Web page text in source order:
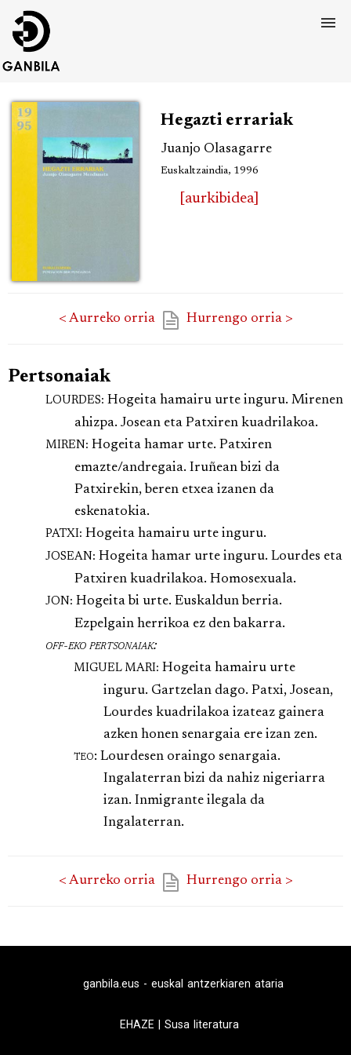
Hegazti errariak
Juanjo Olasagarre
Euskaltzaindia, 1996
[aurkibidea]
< Aurreko orria Hurrengo orria >
Pertsonaiak
LOURDES: Hogeita hamairu urte inguru. Mirenen
ahizpa. Josean eta Patxiren kuadrilakoa.
MIREN: Hogeita hamar urte. Patxiren
emazte/andregaia. Iruñean bizi da
Patxirekin, beren etxea izanen da
eskenatokia.
PATXI: Hogeita hamairu urte inguru.
JOSEAN: Hogeita hamar urte inguru. Lourdes eta
Patxiren kuadrilakoa. Homosexuala.
JON: Hogeita bi urte. Euskaldun berria.
Ezpelgain herrikoa ez den bakarra.
off-eko pertsonaiak:
MIGUEL MARI: Hogeita hamairu urte
inguru. Gartzelan dago. Patxi, Josean,
Lourdes kuadrilakoa izateaz gainera
azken honen senargaia ere izan zen.
teo: Lourdesen oraingo senargaia.
Ingalaterran bizi da nahiz nigeriarra
izan. Inmigrante ilegala da
Ingalaterran.
< Aurreko orria Hurrengo orria >
ganbila.eus - euskal antzerkiaren ataria
EHAZE Susa literatura